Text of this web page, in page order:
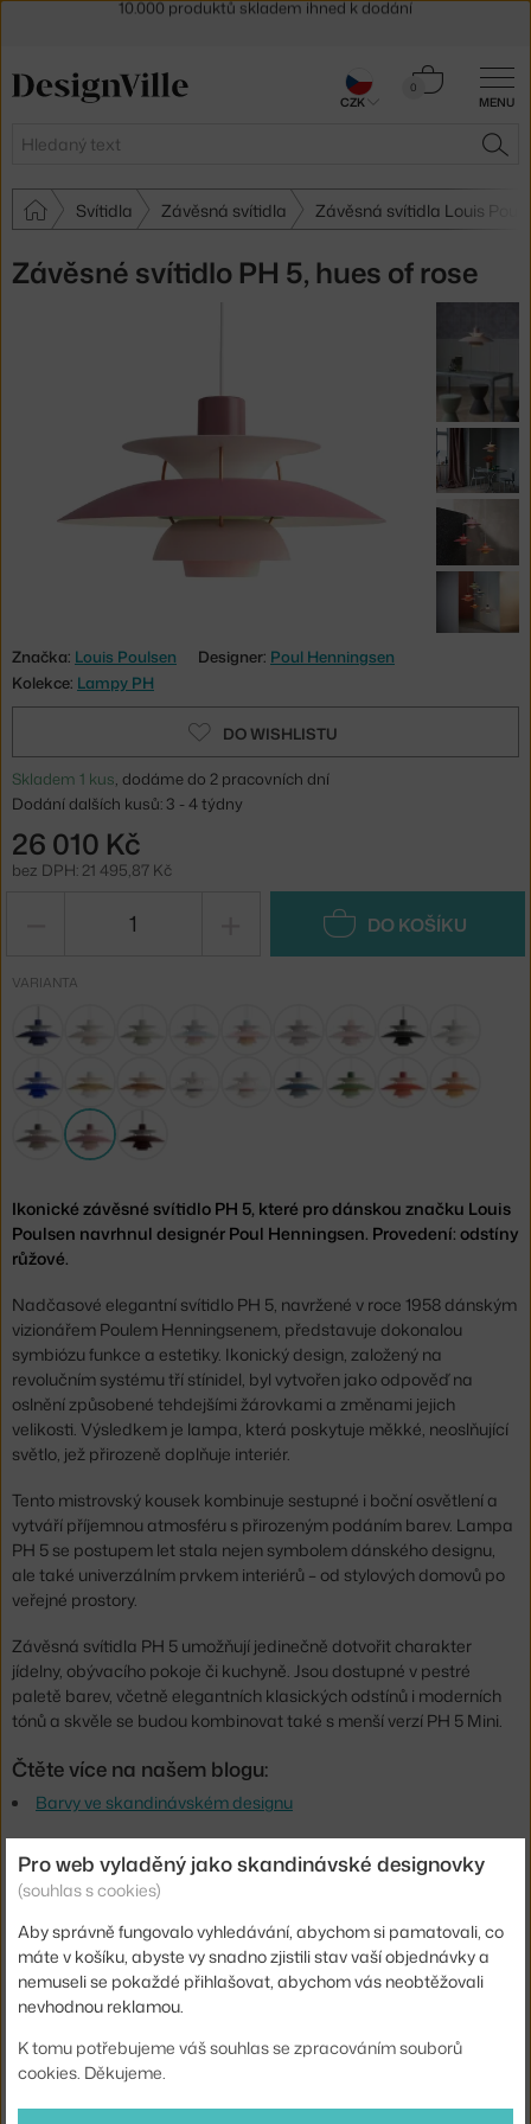
MENU
Hledat
0
Košík
Svítidla Závěsná svítidla Závěsná svítidla Louis
Závěsné svítidlo PH 5, hues of rose
Značka: Louis Poulsen Designer: Poul Henningsen
Kolekce: Lampy PH
DO WISHLISTU
Skladem 1 kus, dodáme do 2 pracovních dní
Dodání dalších kusů: 3 - 4 týdny
26 010 Kč
bez DPH: 21 495,87 Kč
DO KOŠÍKU
VARIANTA
Ikonické závěsné svítidlo PH 5, které pro dánskou značku Louis
Poulsen navrhnul designér Poul Henningsen. Provedení: odstíny
růžové.
Nadčasové elegantní svítidlo PH 5, navržené v roce 1958 dánským
vizionářem Poulem Henningsenem, představuje dokonalou
symbiózu funkce a estetiky. Ikonický design, založený na
revolučním systému tří stínidel, byl vytvořen jako odpověď na
oslnění způsobené tehdejšími žárovkami a změnami jejich
velikosti. Výsledkem je lampa, která poskytuje měkké, neoslňující
světlo, jež přirozeně doplňuje interiér.
Tento mistrovský kousek kombinuje sestupné i boční osvětlení a
vytváří příjemnou atmosféru s přirozeným podáním barev. Lampa
PH 5 se postupem let stala nejen symbolem dánského designu,
ale také univerzálním prvkem interiérů – od stylových domovů po
veřejné prostory.
Závěsná svítidla PH 5 umožňují jedinečně dotvořit charakter
jídelny, obývacího pokoje či kuchyně. Jsou dostupné v pestré
paletě barev, včetně elegantních klasických odstínů i moderních
tónů a skvěle se budou kombinovat také s menší verzí PH 5 Mini.
Čtěte více na našem blogu:
Barvy ve skandinávském designu
Výška:
26,7 cm
Průměr:
Velikost svítidla:
velké (nad 50 cm)
Barva:
růžová, světle růžová
Materiál:
Délka kabelu:
3 m
Krytí:
30 dní na vrácení zboží
CZK
Pro web vyladěný jako skandinávské designovky
(souhlas s cookies)
Aby správně fungovalo vyhledávání, abychom si pamatovali, co
máte v košíku, abyste vy snadno zjistili stav vaší objednávky a
nemuseli se pokaždé přihlašovat, abychom vás neobtěžovali
nevhodnou reklamou.
K tomu potřebujeme váš souhlas se zpracováním souborů
cookies. Děkujeme.